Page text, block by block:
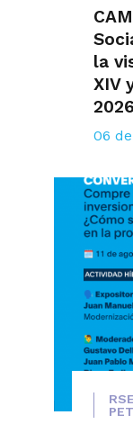
la
XIV
2026
06